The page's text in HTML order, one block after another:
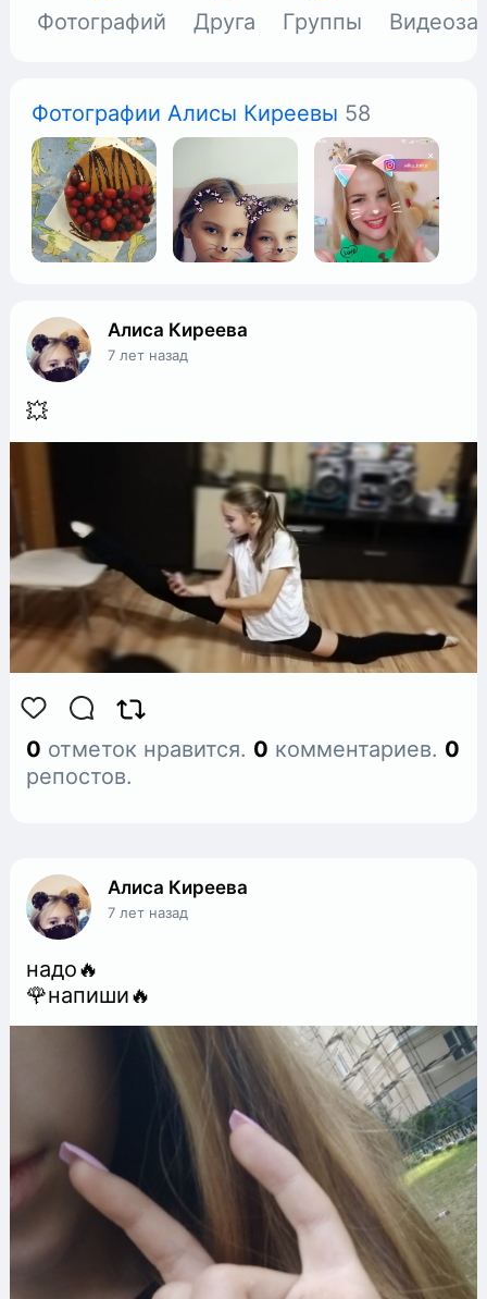
Фотографий
Друга
Группы
Фотографии Алисы Киреевы 58
Алиса Киреева
7 лет назад
💥
0 отметок нравится. 0 комментариев. 0
репостов.
Алиса Киреева
7 лет назад
надо🔥
🌹напиши🔥